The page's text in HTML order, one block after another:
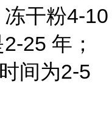
干粉4-10
25 年；
间为2-5